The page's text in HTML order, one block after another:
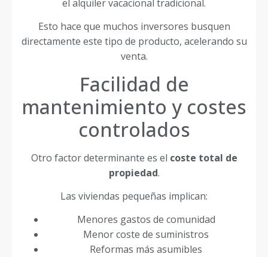
el alquiler vacacional tradicional.
Esto hace que muchos inversores busquen
directamente este tipo de producto, acelerando su
venta.
Facilidad de
mantenimiento y costes
controlados
Otro factor determinante es el coste total de
propiedad.
Las viviendas pequeñas implican:
Menores gastos de comunidad
Menor coste de suministros
Reformas más asumibles